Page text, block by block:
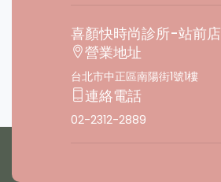
喜顏快時尚診所-站前店
營業地址
台北市中正區南陽街1號1樓
連絡電話
02-2312-2889